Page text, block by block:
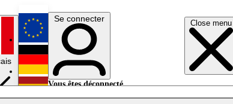
Close menu
English
Deutsch
Se connecter
Vous êtes déconnecté.